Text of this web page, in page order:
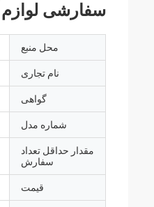
سفارشی لوازم
محل منبع
نام تجاری
گواهی
شماره مدل
مقدار حداقل تعداد
سفارش
قیمت